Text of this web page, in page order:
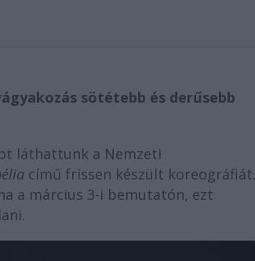
sötétebb és derűsebb
láthattunk a Nemzeti
című frissen készült koreográfiát.
a március 3-i bemutatón, ezt